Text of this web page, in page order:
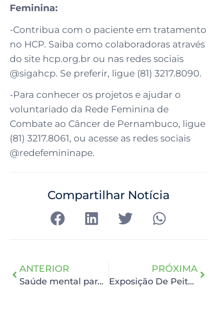
Feminina:
-Contribua com o paciente em tratamento
no HCP. Saiba como colaboradoras através
do site hcp.org.br ou nas redes sociais
@sigahcp. Se preferir, ligue (81) 3217.8090.
-Para conhecer os projetos e ajudar o
voluntariado da Rede Feminina de
Combate ao Câncer de Pernambuco, ligue
(81) 3217.8061, ou acesse as redes sociais
@redefemininape.
Compartilhar Notícia
ANTERIOR
Saúde mental para fisioterapeutas
PRÓXIMA
Exposição De Peito Aberto retrata a força e a beleza de pacientes do HCP que venceram o câncer de mama